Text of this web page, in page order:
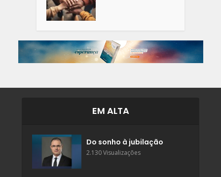
EM ALTA
Do sonho à jubilação
2.130 Visualizações